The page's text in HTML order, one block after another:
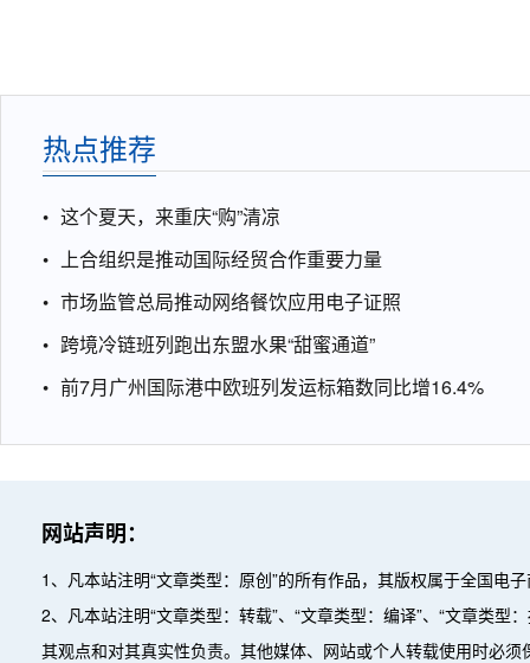
热点推荐
这个夏天，来重庆“购”清凉
上合组织是推动国际经贸合作重要力量
市场监管总局推动网络餐饮应用电子证照
跨境冷链班列跑出东盟水果“甜蜜通道”
前7月广州国际港中欧班列发运标箱数同比增16.4%
网站声明：
1、凡本站注明“文章类型：原创”的所有作品，其版权属于全国电
2、凡本站注明“文章类型：转载”、“文章类型：编译”、“文章类
其观点和对其真实性负责。其他媒体、网站或个人转载使用时必